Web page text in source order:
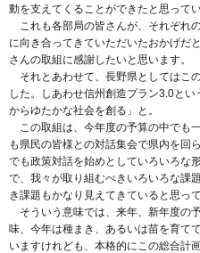
動を支えてくることができたと思ってい
これも各部局の皆さんが、それぞれ
に向き合ってきていただいたおかげだ
さんの取組に感謝したいと思います。
それとあわせて、長野県としてはこ
した。しあわせ信州創造プラン3.0と
からゆたかな社会を創る」と。
この取組は、今年度の予算の中でも
も県民の皆様との対話集会で県内を回
でも政策対話を始めとしていろいろな
で、我々が取り組むべきいろいろな課
き課題もかなり見えてきていると思って
そういう意味では、来年、新年度の
味、今年は種まき、あるいは苗を育て
いますけれども、本格的にこの総合計